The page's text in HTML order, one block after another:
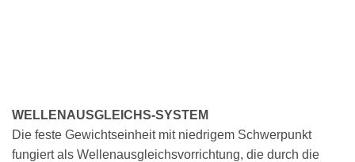
WELLENAUSGLEICHS-SYSTEM
Die feste Gewichtseinheit mit niedrigem Schwerpunkt
fungiert als Wellenausgleichsvorrichtung, die durch die